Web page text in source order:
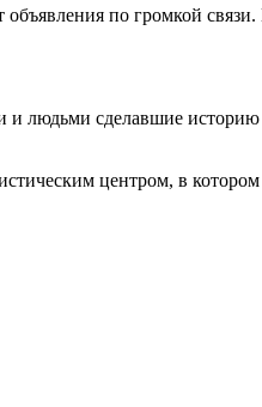
по громкой
людьми сделавшие историю
центром, в